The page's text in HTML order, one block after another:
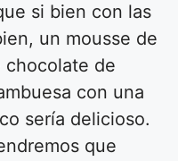
si bien con las
un mousse de
chocolate de
con una
sería delicioso.
que